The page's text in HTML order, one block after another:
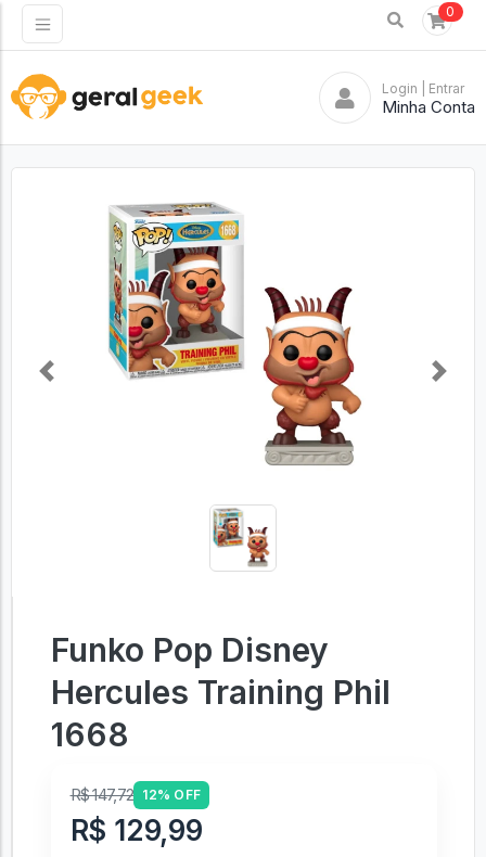
0
Login | Entrar
Minha Conta
Previous Next
Funko Pop Disney
Hercules Training Phil
1668
R$ 147,72 12% OFF
R$ 129,99